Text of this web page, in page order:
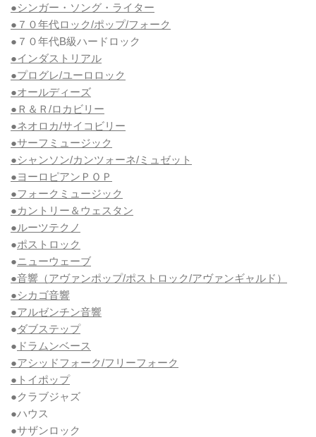
●シンガー・ソング・ライター
●７０年代ロック/ポップ/フォーク
●７０年代B級ハードロック
●インダストリアル
●プログレ/ユーロロック
●オールディーズ
●Ｒ＆Ｒ/ロカビリー
●ネオロカ/サイコビリー
●サーフミュージック
●シャンソン/カンツォーネ/ミュゼット
●ヨーロピアンＰＯＰ
●フォークミュージック
●カントリー＆ウェスタン
●ルーツテクノ
●ポストロック
●ニューウェーブ
●音響（アヴァンポップ/ポストロック/アヴァンギャルド）
●シカゴ音響
●アルゼンチン音響
●ダブステップ
● ドラムンベース
●アシッドフォーク/フリーフォーク
●トイポップ
●クラブジャズ
●ハウス
●サザンロック